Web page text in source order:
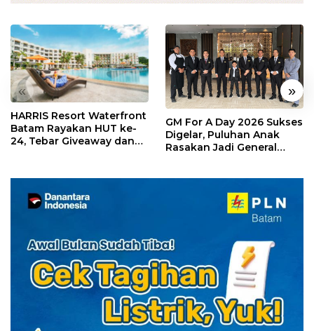
« »
HARRIS Resort Waterfront
Batam Rayakan HUT ke-
24, Tebar Giveaway dan
GM For A Day 2026 Sukses
Digelar, Puluhan Anak
Rasakan Jadi General